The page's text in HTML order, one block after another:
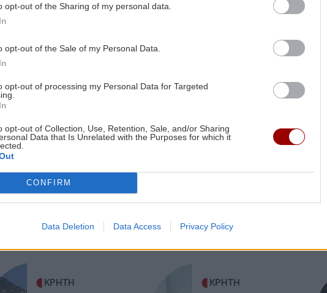
opt-out of the Sharing of my personal data.
opt-out of the Sale of my Personal Data.
opt-out of processing my Personal Data for Targeted
opt-out of Collection, Use, Retention, Sale, and/or Sharing
Data that Is Unrelated with the Purposes for which it
CONFIRM
Data Deletion Data Access Privacy Policy
-
ΑΘΛΗΤΙΚΑ
Σάκκαρη και πρόκριση στους «32»
08:08
ΑΘΛΗΤΙΚΑ
του Europa League
Marfin: Έρχεται στην Ελλάδα η
46χρονη που συνελήφθη στο Λονδίνο
08:00
ΓΥΝΑΙΚΑ
οι ειδήσεις
ΚΡΗΤΗ ΚΡΗΤΗ